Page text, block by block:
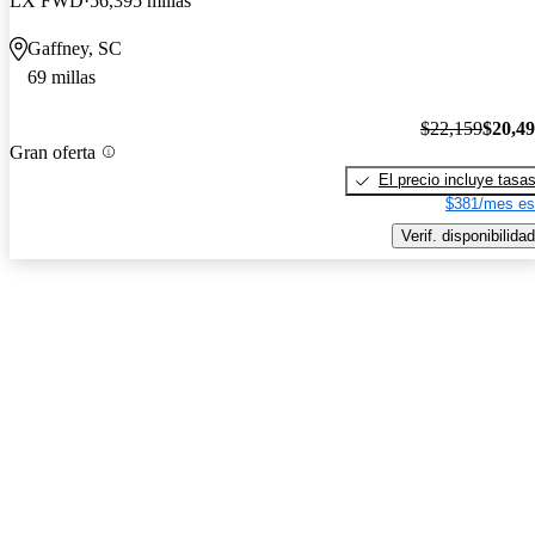
Gaffney, SC
69 millas
Gran oferta
$22,159
El precio incluye tasas
$381/mes
Verif. disponibilidad